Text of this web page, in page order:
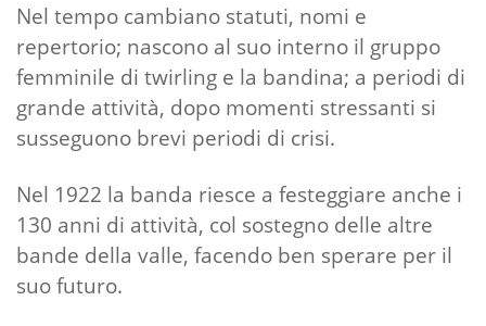
Nel tempo cambiano statuti, nomi e
repertorio; nascono al suo interno il gruppo
femminile di twirling e la bandina; a periodi di
grande attività, dopo momenti stressanti si
susseguono brevi periodi di crisi.
Nel 1922 la banda riesce a festeggiare anche i
130 anni di attività, col sostegno delle altre
bande della valle, facendo ben sperare per il
suo futuro.